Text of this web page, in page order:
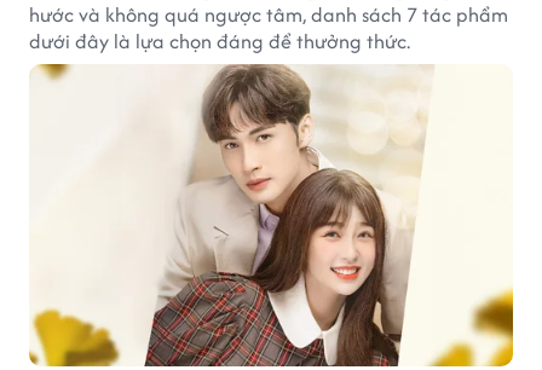
hước và không quá ngược tâm, danh sách 7 tác phẩm
dưới đây là lựa chọn đáng để thưởng thức.